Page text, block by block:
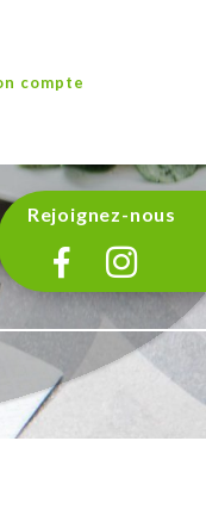
compte
Rejoignez-nous